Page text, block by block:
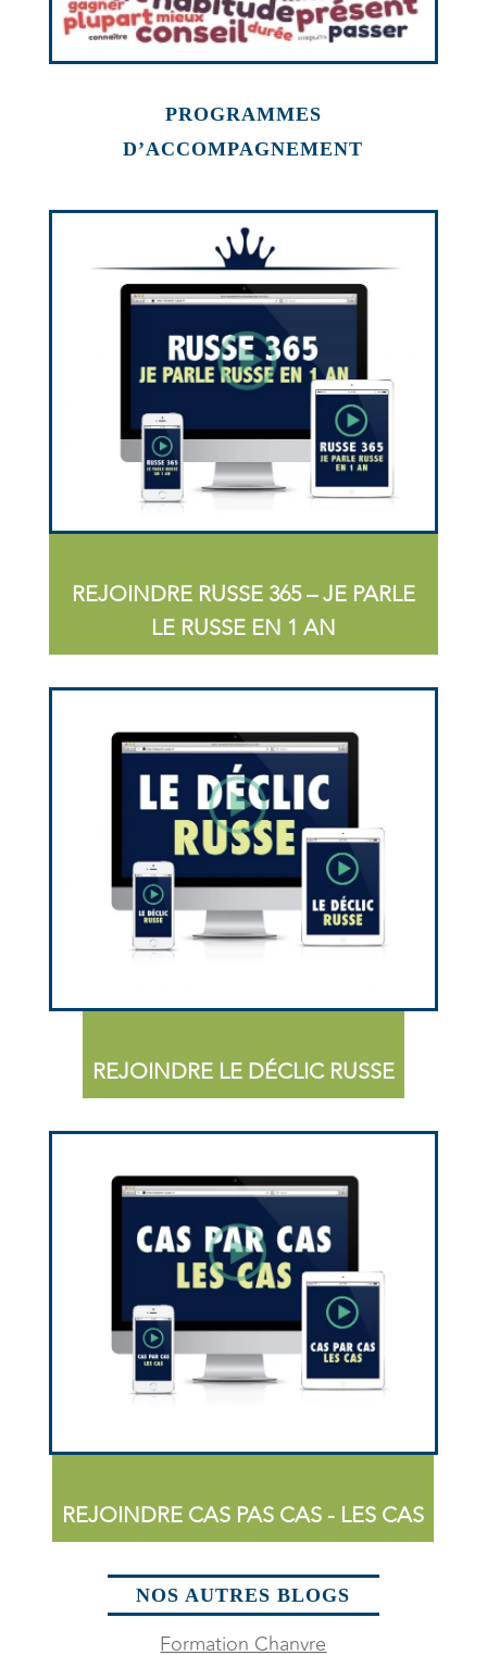
PROGRAMMES
D’ACCOMPAGNEMENT
REJOINDRE RUSSE 365 – JE PARLE
LE RUSSE EN 1 AN
REJOINDRE LE DÉCLIC RUSSE
REJOINDRE CAS PAS CAS - LES CAS
NOS AUTRES BLOGS
Formation Chanvre